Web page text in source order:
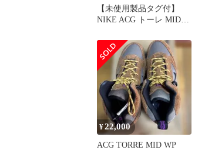
【未使用製品タグ付】
NIKE ACG トーレ MID
¥22,000
ACG TORRE MID WP